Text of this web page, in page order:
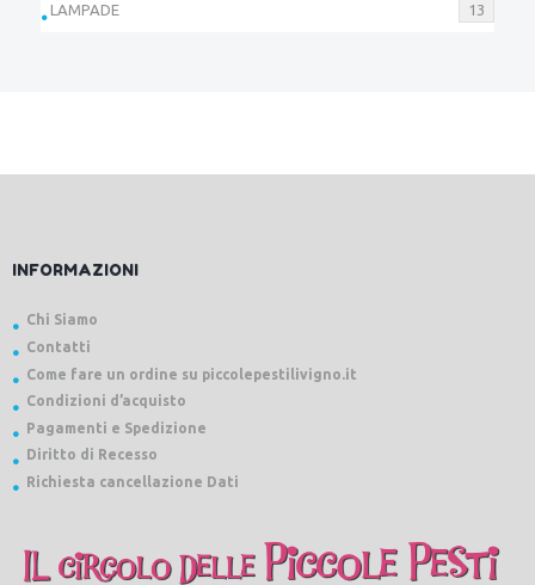
LAMPADE 13
INFORMAZIONI
Chi Siamo
Contatti
Come fare un ordine su piccolepestilivigno.it
Condizioni d’acquisto
Pagamenti e Spedizione
Diritto di Recesso
Richiesta cancellazione Dati